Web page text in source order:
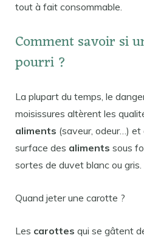
tout à fait consommable.
Comment savoir si
pourri ?
La plupart du temps, le
moisissures altèrent les
aliments (saveur, odeur…)
surface des aliments sous
sortes de duvet blanc ou gris.
Quand jeter une carotte ?
Les carottes qui se gâtent